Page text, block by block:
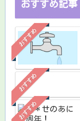
おすすめ記事
おすすめ
おすすめ
おすすめ